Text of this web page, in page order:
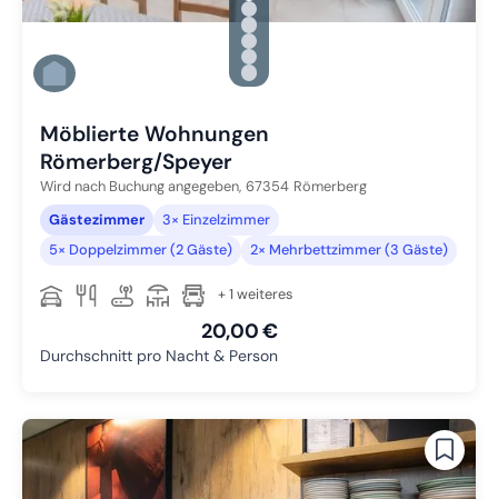
Zu Slide 1 wechseln
Zu Slide 2 wechseln
Zu Slide 3 wechseln
Zu Slide 4 wechseln
Zu Slide 5 wechseln
Zu Slide 6 wechseln
Möblierte Wohnungen
Römerberg/Speyer
Wird nach Buchung angegeben, 67354 Römerberg
Gästezimmer
3× Einzelzimmer
5× Doppelzimmer (2 Gäste)
2× Mehrbettzimmer (3 Gäste)
+ 1 weiteres
20,00 €
Durchschnitt pro Nacht & Person